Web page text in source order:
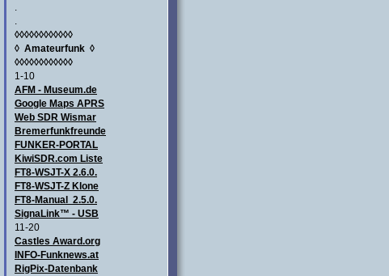
.
.
◊◊◊◊◊◊◊◊◊◊◊◊
◊ Amateurfunk ◊
◊◊◊◊◊◊◊◊◊◊◊◊
1-10
AFM - Museum.de
Google Maps APRS
Web SDR Wismar
Bremerfunkfreunde
FUNKER-PORTAL
KiwiSDR.com Liste
FT8-WSJT-X 2.6.0.
FT8-WSJT-Z Klone
FT8-Manual 2.5.0.
SignaLink™ - USB
11-20
Castles Award.org
INFO-Funknews.at
RigPix-Datenbank